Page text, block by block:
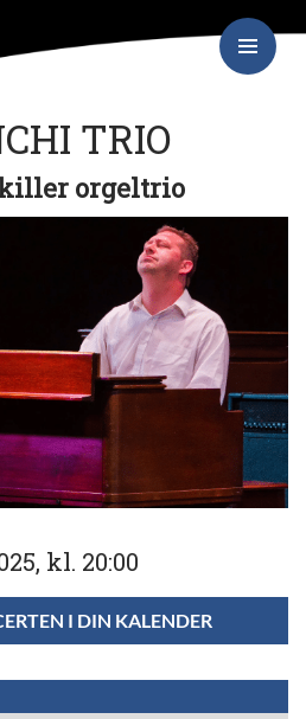
TRIO
orgeltrio
kl. 20:00
I DIN KALENDER